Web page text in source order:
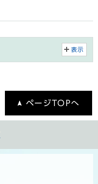
表示
ページTOPへ